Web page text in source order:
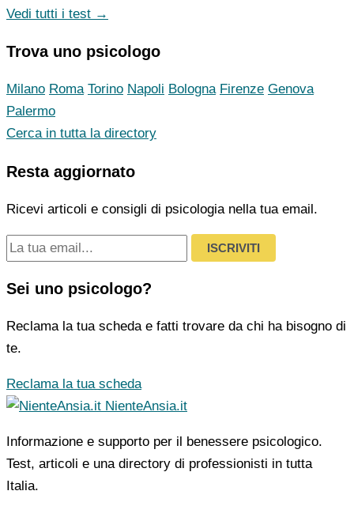
Vedi tutti i test →
Trova uno psicologo
Milano Roma Torino Napoli Bologna Firenze Genova
Palermo
Cerca in tutta la directory
Resta aggiornato
Ricevi articoli e consigli di psicologia nella tua email.
ISCRIVITI
Sei uno psicologo?
Reclama la tua scheda e fatti trovare da chi ha bisogno di
te.
Reclama la tua scheda
NienteAnsia.it
Informazione e supporto per il benessere psicologico.
Test, articoli e una directory di professionisti in tutta
Italia.